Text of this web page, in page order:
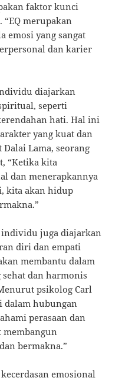
faktor kunci
“EQ merupakan
emosi yang sangat
dan karier
diajarkan
seperti
hati. Hal ini
yang kuat dan
Lama, seorang
“Ketika kita
dan menerapkannya
kita akan hidup
juga diajarkan
diri dan empati
membantu dalam
dan harmonis
psikolog Carl
dalam hubungan
perasaan dan
bermakna.”
emosional